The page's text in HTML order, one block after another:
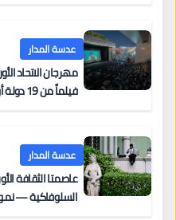
عدسة المدار
فيلماً من 19 دولة أوروبية بالدخول المجاني
عدسة المدار
السلوفاكية —